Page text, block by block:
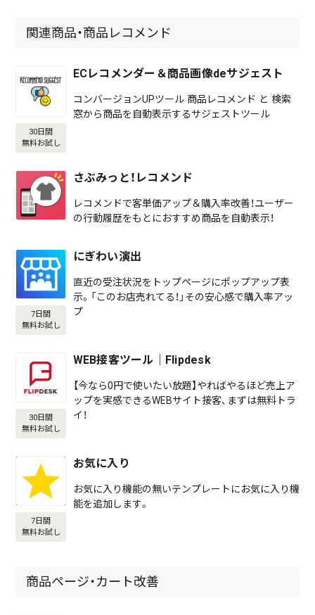
関連商品・商品レコメンド
30日間
無料お試し
ECレコメンダー＆商品画像deサジェスト
コンバージョンUPツール 商品レコメンド と 検索
窓から商品を自動表示するサジェストツール
さぶみっと！レコメンド
レコメンドで客単価アップ＆購入率改善！ユーザー
の行動履歴をもとにおすすめ商品を自動表示！
7日間
無料お試し
にぎわい演出
直近の受注状況をトップページにポップアップ表
示。「このお店売れてる！」その安心感で購入率アッ
プ
30日間
無料お試し
WEB接客ツール｜Flipdesk
【今なら0円で使いたい放題】やればやるほど売上ア
ップを実感できるWEBサイト接客、まずは無料トラ
イ！
7日間
無料お試し
お気に入り
お気に入り機能の無いテンプレートにお気に入り機
能を追加します。
商品ページ・カート改善